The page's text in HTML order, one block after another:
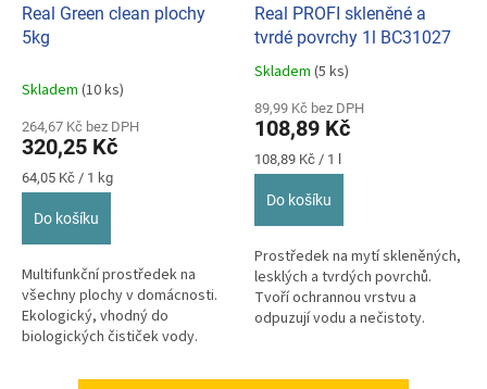
Real Green clean plochy
5kg
Skladem (10 ks)
264,67 Kč bez DPH
320,25 Kč
Měrná
cena:
64,05 Kč / 1 kg
Do košíku
Multifunkční prostředek na
všechny plochy v domácnosti.
Ekologický, vhodný do
biologických čističek vody.
Real PROFI skleněné a
tvrdé povrchy 1l BC31027
Průměrné
produktu
je
5,0
z
Skladem (5 ks)
89,99 Kč bez DPH
108,89 Kč
Měrná
cena:
108,89 Kč / 1 l
Do košíku
Prostředek na mytí skleněných,
lesklých a tvrdých povrchů.
Tvoří ochrannou vrstvu a
odpuzují vodu a nečistoty.